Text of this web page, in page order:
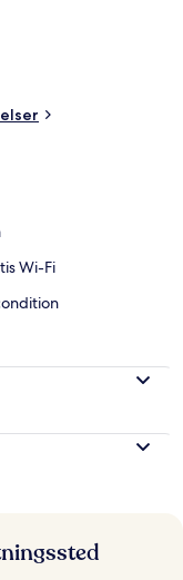
Wi-Fi